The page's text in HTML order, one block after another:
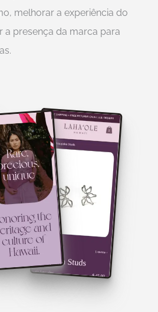
melhorar a experiência do
a presença da marca para